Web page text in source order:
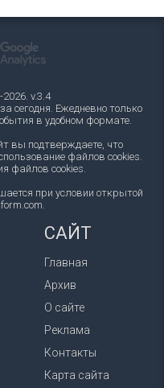
v.3.4
сегодня. Ежедневно только
в удобном формате.
вы подтверждаете, что
файлов cookies.
файлов cookies.
при условии открытой
САЙТ
Главная
Архив
О сайте
Реклама
Контакты
Карта сайта